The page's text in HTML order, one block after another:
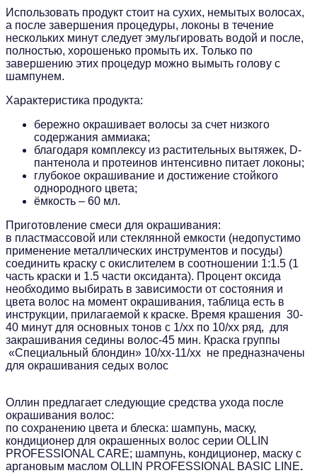
Использовать продукт стоит на сухих, немытых волосах,
а после завершения процедуры, локоны в течение
нескольких минут следует эмульгировать водой и после,
полностью, хорошенько промыть их. Только по
завершению этих процедур можно вымыть голову с
шампунем.
Характеристика продукта:
бережно окрашивает волосы за счет низкого
содержания аммиака;
благодаря комплексу из растительных вытяжек, D-
пантенола и протеинов интенсивно питает локоны;
глубокое окрашивание и достижение стойкого
однородного цвета;
ёмкость – 60 мл.
Приготовление смеси для окрашивания:
в пластмассовой или стеклянной емкости (недопустимо
применение металлических инструментов и посуды)
соединить краску с окислителем в соотношении 1:1.5 (1
часть краски и 1.5 части оксиданта). Процент оксида
необходимо выбирать в зависимости от состояния и
цвета волос на момент окрашивания, таблица есть в
инструкции, прилагаемой к краске. Время крашения 30-
40 минут для основных тонов с 1/хх по 10/хх ряд, для
закрашивания седины волос-45 мин. Краска группы
«Специальный блондин» 10/хх-11/хх не предназначены
для окрашивания седых волос
Оллин предлагает следующие средства ухода после
окрашивания волос:
по сохранению цвета и блеска: шампунь, маску,
кондиционер для окрашенных волос серии OLLIN
PROFESSIONAL CARE; шампунь, кондиционер, маску с
аргановым маслом OLLIN PROFESSIONAL BASIС LINE.